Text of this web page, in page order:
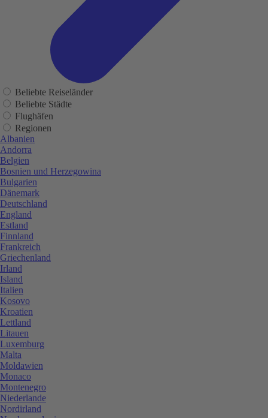
Beliebte Reiseländer
Beliebte Städte
Flughäfen
Regionen
Albanien
Andorra
Belgien
Bosnien und Herzegowina
Bulgarien
Dänemark
Deutschland
England
Estland
Finnland
Frankreich
Griechenland
Irland
Island
Italien
Kosovo
Kroatien
Lettland
Litauen
Luxemburg
Malta
Moldawien
Monaco
Montenegro
Niederlande
Nordirland